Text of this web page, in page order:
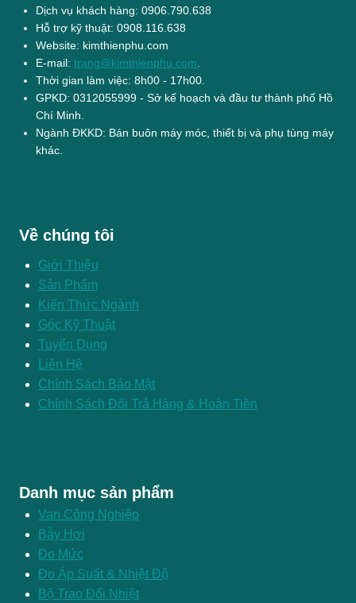
Dịch vụ khách hàng: 0906.790.638
Hỗ trợ kỹ thuật: 0908.116.638
Website: kimthienphu.com
E-mail: trang@kimthienphu.com
Thời gian làm việc: 8h00 - 17h00.
GPKD: 0312055999 - Sở kế hoạch và đầu tư thành phố Hồ
Chí Minh.
Ngành ĐKKD: Bán buôn máy móc, thiết bị và phụ tùng máy
khác.
Về chúng tôi
Giới Thiệu
Sản Phẩm
Kiến Thức Ngành
Góc Kỹ Thuật
Tuyển Dụng
Liên Hệ
Chính Sách Bảo Mật
Chính Sách Đổi Trả Hàng & Hoàn Tiền
Danh mục sản phẩm
Van Công Nghiệp
Bẫy Hơi
Đo Mức
Đo Áp Suất & Nhiệt Độ
Bộ Trao Đổi Nhiệt